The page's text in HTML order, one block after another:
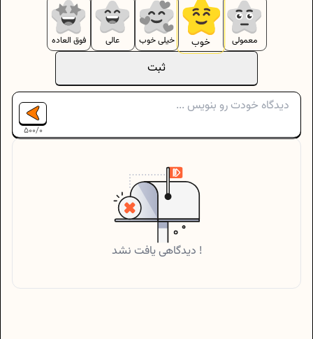
ثبت
معمولی خوب خیلی خوب عالی فوق العاده
500/0
دیدگاهی یافت نشد !